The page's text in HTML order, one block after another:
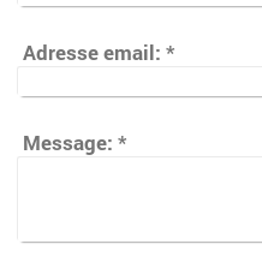
Adresse email: *
Message: *